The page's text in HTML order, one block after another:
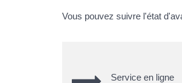
Vous pouvez suivre l'état
Service en ligne